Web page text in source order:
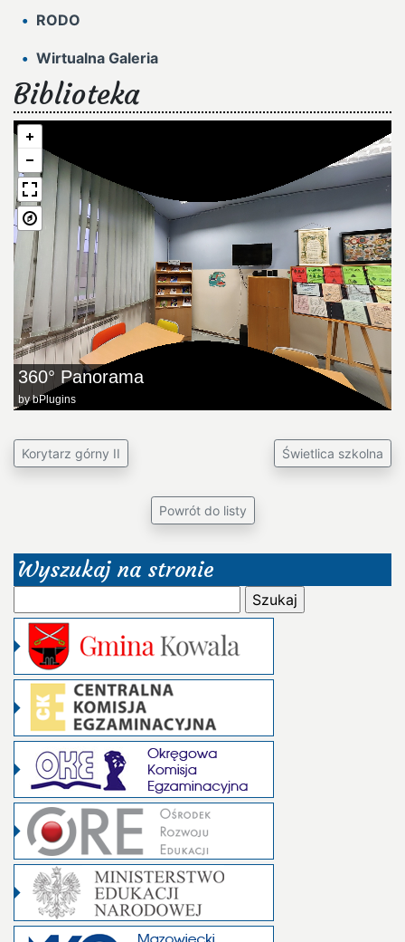
RODO
Wirtualna Galeria
Biblioteka
360° Panorama
bybPlugins
Korytarz górny II Świetlica szkolna
Powrót do listy
Wyszukaj na stronie